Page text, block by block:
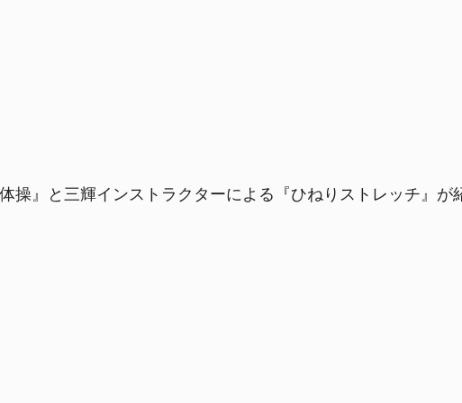
操』と三輝インストラクターによる『ひねりストレッチ』が